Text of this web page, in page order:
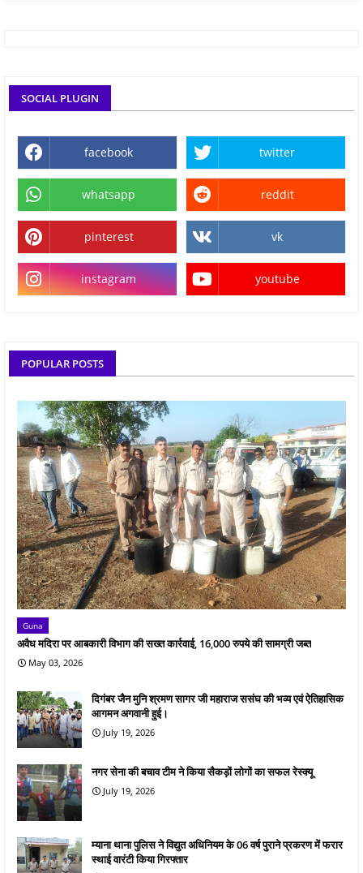
SOCIAL PLUGIN
facebook twitter
whatsapp reddit
pinterest vk
instagram youtube
POPULAR POSTS
Guna
अवैध मदिरा पर आबकारी विभाग की सख्त कार्रवाई, 16,000 रुपये की सामग्री जब्त
May 03, 2026
दिगंबर जैन मुनि श्रमण सागर जी महाराज ससंघ की भव्य एवं ऐतिहासिक
आगमन अगवानी हुई।
July 19, 2026
नगर सेना की बचाव टीम ने किया सैकड़ों लोगों का सफल रेस्क्यू
July 19, 2026
म्याना थाना पुलिस ने विद्युत अधिनियम के 06 वर्ष पुराने प्रकरण में फरार
स्थाई वारंटी किया गिरफ्तार